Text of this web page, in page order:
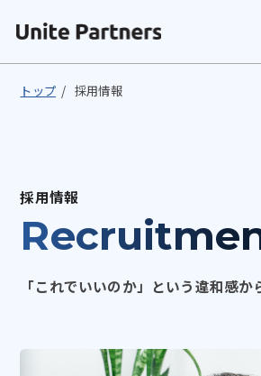
トップ/採用情報
採用情報
「これでいいのか」という違和感か